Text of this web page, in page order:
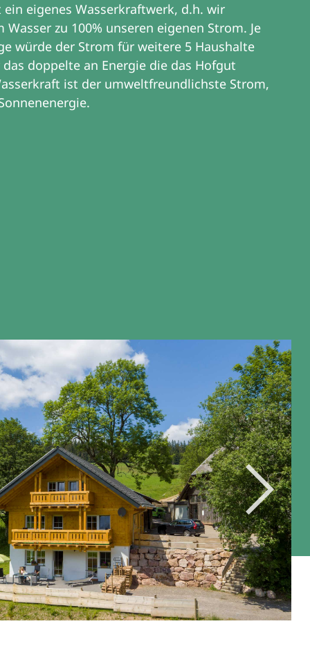
eigenes Wasserkraftwerk, d.h. wir
zu 100% unseren eigenen Strom. Je
würde der Strom für weitere 5 Haushalte
doppelte an Energie die das Hofgut
ist der umweltfreundlichste Strom,